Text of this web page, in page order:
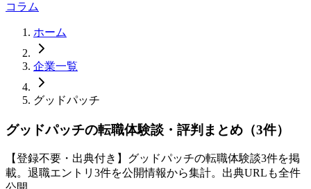
コラム
ホーム
企業一覧
グッドパッチ
グッドパッチの転職体験談・評判まとめ（3件）
【登録不要・出典付き】グッドパッチの転職体験談3件を掲
載。退職エントリ3件を公開情報から集計。出典URLも全件